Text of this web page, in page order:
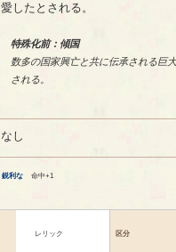
愛したとされる。
特殊化前：傾国
数多の国家興亡と共に伝承される巨
される。
なし
鋭利な 命中+1
レリック 区分